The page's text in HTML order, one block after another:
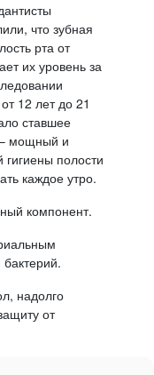
что зубная
рта от
их уровень за
12 лет до 21
ставшее
– мощный и
полости
каждое утро.
компонент.
надолго
от